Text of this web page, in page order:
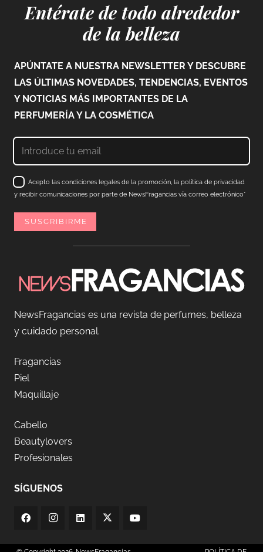
Entérate de todo alrededor
de la belleza
APÚNTATE A NUESTRA NEWSLETTER Y DESCUBRE
LAS ÚLTIMAS NOVEDADES, TENDENCIAS, EVENTOS
Y NOTICIAS MÁS IMPORTANTES DE LA
PERFUMERÍA Y LA COSMÉTICA
Acepto las condiciones legales de la promoción, la política de privacidad
y recibir comunicaciones por parte de NewsFragancias vía correo electrónico*
NewsFragancias es una revista de perfumes, belleza
y cuidado personal.
Fragancias
Piel
Maquillaje
Cabello
Beautylovers
Profesionales
SÍGUENOS